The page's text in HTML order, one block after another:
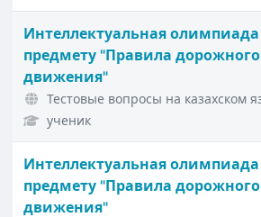
Интеллектуальная
предмету "Правила дорожного
движения"
Тестовые вопросы на казахском
ученик
Интеллектуальная
предмету "Правила дорожного
движения"